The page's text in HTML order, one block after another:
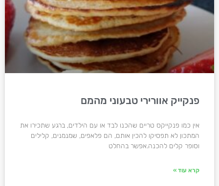
פנקייק אוורירי טבעוני מהמם
אין כמו פנקייקס טריים שהכנו לבד או עם הילדים, ברגע שתכירו את
המתכון לא תפסיקו להכין אותם, הם פלאפים, שמנמנים, קלילים
וסופר קלים להכנה.אפשר בהחלט
קרא עוד »